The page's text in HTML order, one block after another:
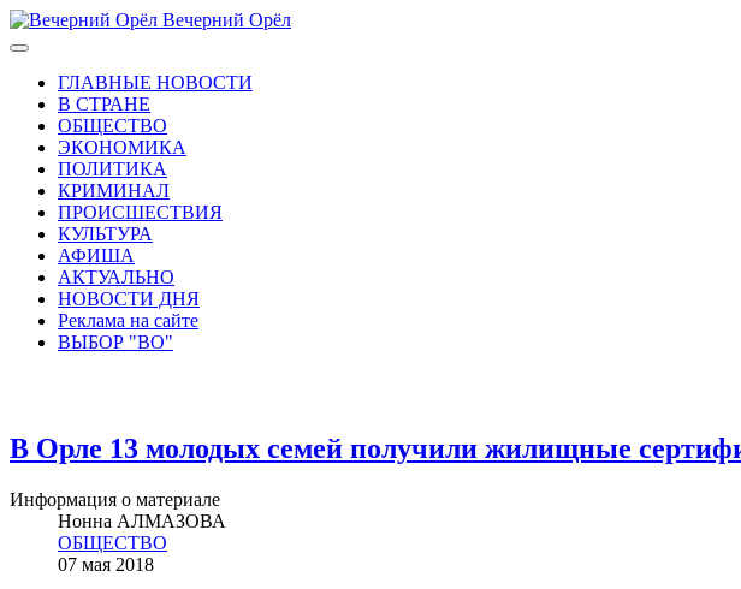
Вечерний Орёл
ГЛАВНЫЕ НОВОСТИ
В СТРАНЕ
ОБЩЕСТВО
ЭКОНОМИКА
ПОЛИТИКА
КРИМИНАЛ
ПРОИСШЕСТВИЯ
КУЛЬТУРА
АФИША
АКТУАЛЬНО
НОВОСТИ ДНЯ
Реклама на сайте
ВЫБОР "ВО"
В Орле 13 молодых семей получили жилищные
Информация о материале
Нонна АЛМАЗОВА
ОБЩЕСТВО
07 мая 2018